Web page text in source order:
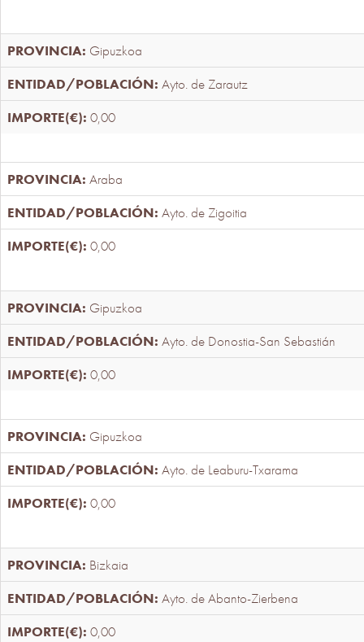
Gipuzkoa
Ayto. de Zarautz
0,00
Araba
Ayto. de Zigoitia
0,00
Gipuzkoa
Ayto. de Donostia-San Sebastián
0,00
Gipuzkoa
Ayto. de Leaburu-Txarama
0,00
Bizkaia
Ayto. de Abanto-Zierbena
0,00